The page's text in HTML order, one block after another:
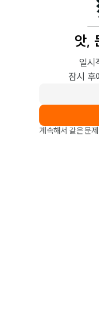
앗,
일시
잠시 후
계속해서 같은 문